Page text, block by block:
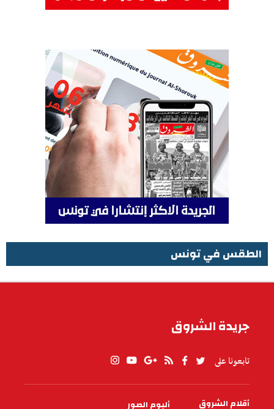
الطقس في تونس
جريدة الشروق
تابعونا على
أقلام الشروق ألبوم الصور